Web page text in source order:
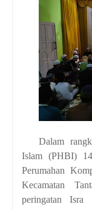
Dalam
Islam (PHBI)
Perumahan
Kecamatan
peringatan